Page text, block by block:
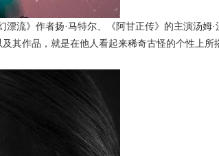
流》作者扬·马特尔、《阿甘正传》的主演汤姆·
其作品，就是在他人看起来稀奇古怪的个性上所